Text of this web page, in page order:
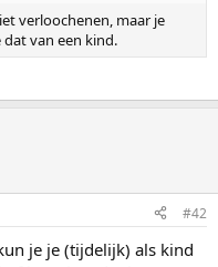
verloochenen, maar je
dat van een kind.
#42
je je (tijdelijk) als kind